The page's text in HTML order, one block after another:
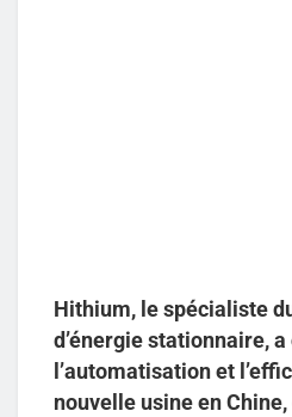
Hithium, le spécialiste
d’énergie stationnaire,
l’automatisation et
nouvelle usine en